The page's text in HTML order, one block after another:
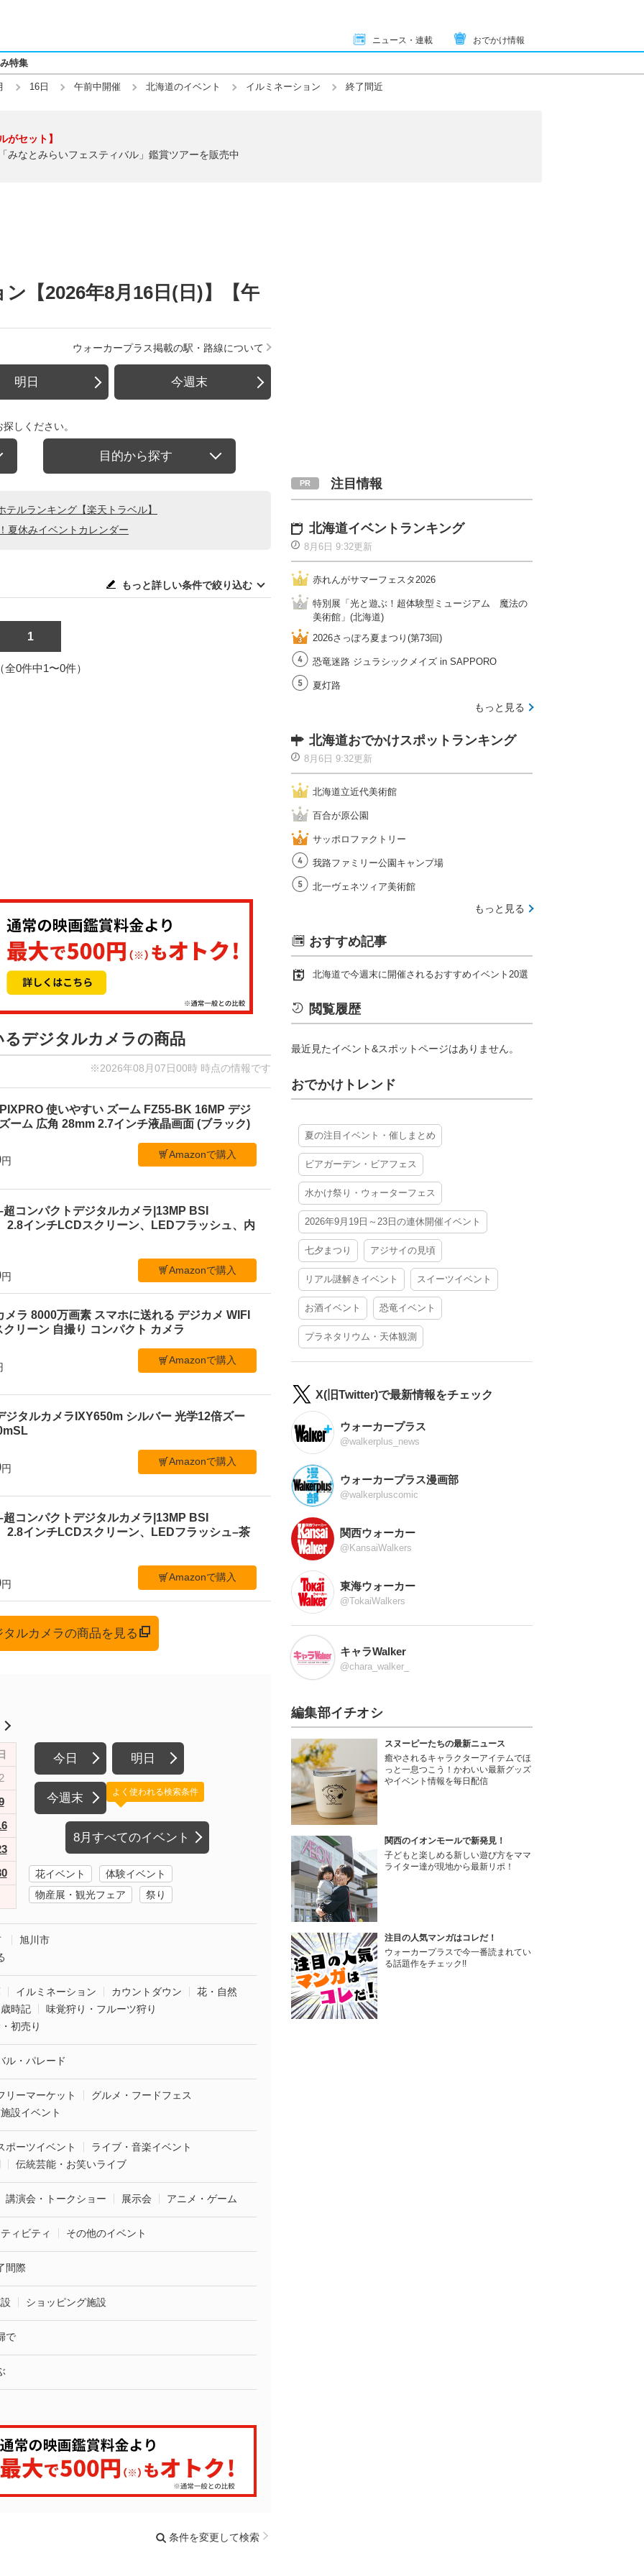
ニュース・連載 おでかけ情報
特集
16日 午前中開催 北海道のイベント イルミネーション 終了間近
がセット】
みなとみらいフェスティバル」鑑賞ツアーを販売中
【2026年8月16日(日)】【午
ウォーカープラス掲載の駅・路線について
明日 今週末
しください。
目的から探す
ルランキング【楽天トラベル】
夏休みイベントカレンダー
もっと詳しい条件で絞り込む
1
全0件中1〜0件）
デジタルカメラの商品
※2026年08月07日00時 時点の情報です
使いやすい ズーム FZ55-BK 16MP デジ
ーム 広角 28mm 2.7インチ液晶画面 (ブラック)
円
Amazonで購入
コンパクトデジタルカメラ|13MP BSI
2.8インチLCDスクリーン、LEDフラッシュ、内
円
Amazonで購入
ラ 8000万画素 スマホに送れる デジカメ WIFI
リーン 自撮り コンパクト カメラ
Amazonで購入
タルカメラIXY650m シルバー 光学12倍ズー
円
Amazonで購入
コンパクトデジタルカメラ|13MP BSI
2.8インチLCDスクリーン、LEDフラッシュ–茶
円
Amazonで購入
ルカメラの商品を見る
今日 明日
今週末
8月すべてのイベント
よく使われる検索条件
花イベント
体験イベント
物産展・観光フェア
祭り
旭川市
イルミネーション カウントダウン
花・自然
時記
味覚狩り・フルーツ狩り
初売り
ル・パレード
リーマーケット
グルメ・フードフェス
設イベント
ポーツイベント
ライブ・音楽イベント
伝統芸能・お笑いライブ
講演会・トークショー 展示会 アニメ・ゲーム
ィビティ その他のイベント
間際
ショッピング施設
で
条件を変更して検索
注目情報
北海道イベントランキング
8月6日 9:32更新
赤れんがサマーフェスタ2026
特別展「光と遊ぶ！超体験型ミュージアム 魔法の
美術館」(北海道)
2026さっぽろ夏まつり(第73回)
恐竜迷路 ジュラシックメイズ in SAPPORO
夏灯路
もっと見る
北海道おでかけスポットランキング
8月6日 9:32更新
北海道立近代美術館
百合が原公園
サッポロファクトリー
我路ファミリー公園キャンプ場
北一ヴェネツィア美術館
もっと見る
おすすめ記事
北海道で今週末に開催されるおすすめイベント20選
閲覧履歴
最近見たイベント&スポットページはありません。
おでかけトレンド
夏の注目イベント・催しまとめ
ビアガーデン・ビアフェス
水かけ祭り・ウォーターフェス
2026年9月19日～23日の連休開催イベント
七夕まつり アジサイの見頃
リアル謎解きイベント スイーツイベント
お酒イベント 恐竜イベント
プラネタリウム・天体観測
X(旧Twitter)で最新情報をチェック
ウォーカープラス
@walkerplus_news
ウォーカープラス漫画部
@walkerpluscomic
関西ウォーカー
@KansaiWalkers
東海ウォーカー
@TokaiWalkers
キャラWalker
@chara_walker_
編集部イチオシ
スヌーピーたちの最新ニュース
癒やされるキャラクターアイテムでほ
っと一息つこう！かわいい最新グッズ
やイベント情報を毎日配信
関西のイオンモールで新発見！
子どもと楽しめる新しい遊び方をママ
ライター達が現地から最新リポ！
注目の人気マンガはコレだ！
ウォーカープラスで今一番読まれてい
る話題作をチェック!!